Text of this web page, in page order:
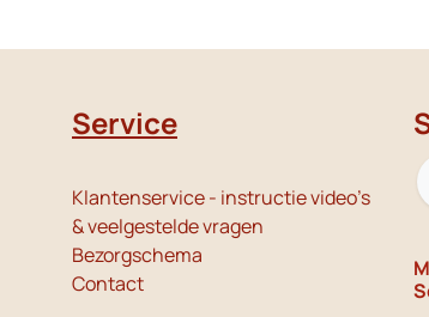
Service
Klantenservice - instructie video's
& veelgestelde vragen
Bezorgschema
Contact